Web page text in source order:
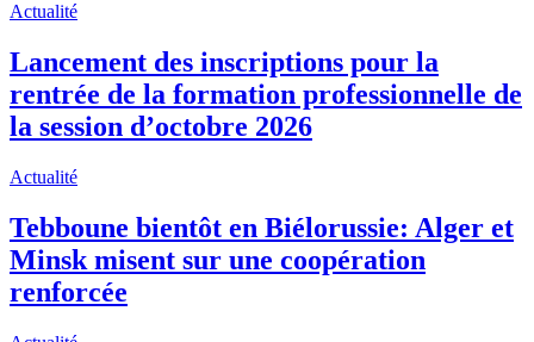
Actualité
Lancement des inscriptions pour la
rentrée de la formation professionnelle de
la session d’octobre 2026
Actualité
Tebboune bientôt en Biélorussie: Alger et
Minsk misent sur une coopération
renforcée